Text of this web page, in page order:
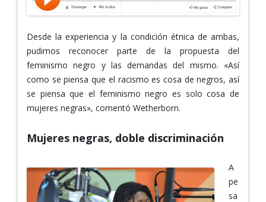
Desde la experiencia y la condición étnica de ambas,
pudimos reconocer parte de la propuesta del
feminismo negro y las demandas del mismo. «Así
como se piensa que el racismo es cosa de negros, así
se piensa que el feminismo negro es solo cosa de
mujeres negras», comentó Wetherborn.
Mujeres negras, doble discriminación
A
pe
sa